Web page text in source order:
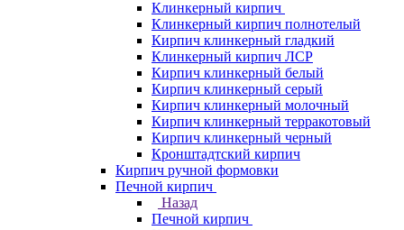
Клинкерный кирпич
Клинкерный кирпич полнотелый
Кирпич клинкерный гладкий
Клинкерный кирпич ЛСР
Кирпич клинкерный белый
Кирпич клинкерный серый
Кирпич клинкерный молочный
Кирпич клинкерный терракотовый
Кирпич клинкерный черный
Кронштадтский кирпич
Кирпич ручной формовки
Печной кирпич
Назад
Печной кирпич